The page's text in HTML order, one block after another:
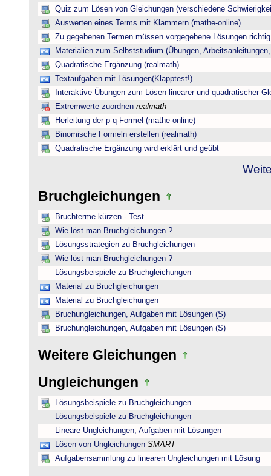
Quiz zum Lösen von Gleichungen (verschiedene
Auswerten eines Terms mit Klammern (mathe-online)
Zu gegebenen Termen müssen vorgegebene Lösungen
Materialien zum Selbststudium (Übungen,
Quadratische Ergänzung (realmath)
Textaufgaben mit Lösungen(Klapptest!)
Interaktive Übungen zum Lösen linearer und quadratischer
Extremwerte zuordnen realmath
Herleitung der p-q-Formel (mathe-online)
Binomische Formeln erstellen (realmath)
Quadratische Ergänzung wird erklärt und geübt
Bruchgleichungen
Bruchterme kürzen - Test
Wie löst man Bruchgleichungen ?
Lösungsstrategien zu Bruchgleichungen
Wie löst man Bruchgleichungen ?
Lösungsbeispiele zu Bruchgleichungen
Material zu Bruchgleichungen
Material zu Bruchgleichungen
Bruchungleichungen, Aufgaben mit Lösungen (S)
Bruchungleichungen, Aufgaben mit Lösungen (S)
Weitere Gleichungen
Ungleichungen
Lösungsbeispiele zu Bruchgleichungen
Lösungsbeispiele zu Bruchgleichungen
Lineare Ungleichungen, Aufgaben mit Lösungen
Lösen von Ungleichungen SMART
Aufgabensammlung zu linearen Ungleichungen mit Lösung